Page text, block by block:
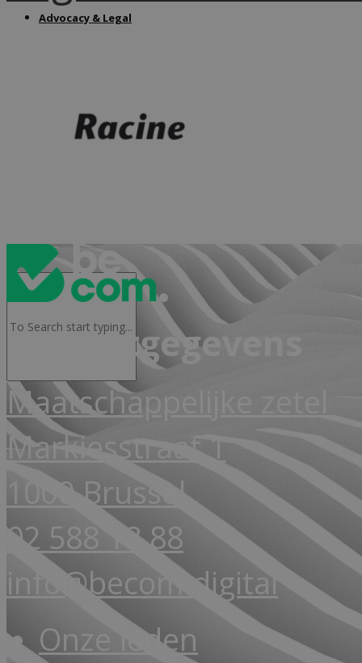
Advocacy & Legal
Contactgegevens
Maatschappelijke zetel
Markiesstraat 1
1000 Brussel
02 588 18 88
info@becom.digital
Onze leden